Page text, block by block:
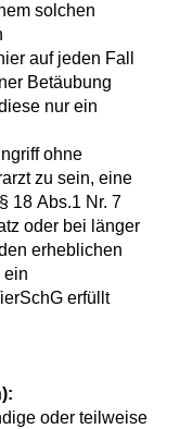
solchen
auf jeden Fall
Betäubung
nur ein
ohne
zu sein, eine
18 Abs.1 Nr. 7
oder bei länger
erheblichen
ein
erfüllt
oder teilweise